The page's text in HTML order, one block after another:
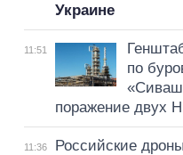
Украине
11:51
по
поражение двух
11:36
Российские